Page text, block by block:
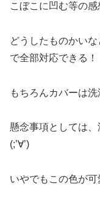
こぼこに凹む等の感
どうしたものかい
で全部対応できる！
もちろんカバーは
懸念事項としては
(;’∀’)
いやでもこの色が